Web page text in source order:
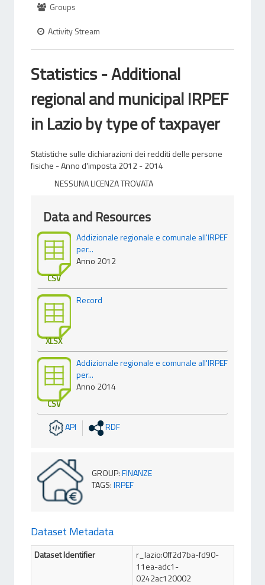
Groups
Activity Stream
Statistics - Additional
regional and municipal IRPEF
in Lazio by type of taxpayer
Statistiche sulle dichiarazioni dei redditi delle persone
fisiche - Anno d'imposta 2012 - 2014
NESSUNA LICENZA TROVATA
Data and Resources
CSV
Addizionale regionale e comunale all'IRPEF
per...
Anno 2012
XLSX
Record
CSV
Addizionale regionale e comunale all'IRPEF
per...
Anno 2014
API RDF
GROUP:FINANZE
TAGS:IRPEF
Dataset Metadata
Dataset Identifier
r_lazio:0ff2d7ba-fd90-
11ea-adc1-
0242ac120002